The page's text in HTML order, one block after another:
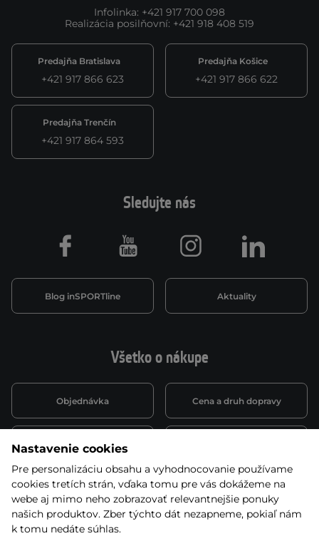
Infolinka: +421 917 700 098
Realizácia posilňovní: +421 918 408 519
Predajňa Bratislava
+421 917 866 623
Predajňa Košice
+421 917 866 622
Predajňa Trenčín
+421 917 864 593
Všetko o nákupe
Objednávka Cena a druh dopravy
Spôsob platby
Montáž a servis Reklamácie a záruka
Kariéra
Sledujte nás
Blog inSPORTline Aktuality
Facebook Youtube Instagram LinkedIn
Nastavenie cookies
Pre personalizáciu obsahu a vyhodnocovanie používame
cookies tretích strán, vďaka tomu pre vás dokážeme na
webe aj mimo neho zobrazovať relevantnejšie ponuky
našich produktov. Zber týchto dát nezapneme, pokiaľ nám
k tomu nedáte súhlas.